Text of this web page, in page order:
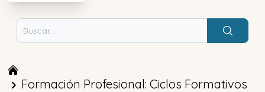
Buscar
Formación Profesional: Ciclos Formativos